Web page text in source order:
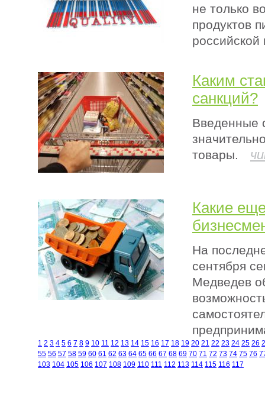
не только
продуктов
Каким
санкций?
Введенные
товары.
Какие
На
сентября
Медведев
1 2 3 4 5 6 7 8 9 10 11 12 13 14 15 16 17 18 19 20 21 22 23 24 25 26
55 56 57 58 59 60 61 62 63 64 65 66 67 68 69 70 71 72 73 74 75 76
103 104 105 106 107 108 109 110 111 112 113 114 115 116 117